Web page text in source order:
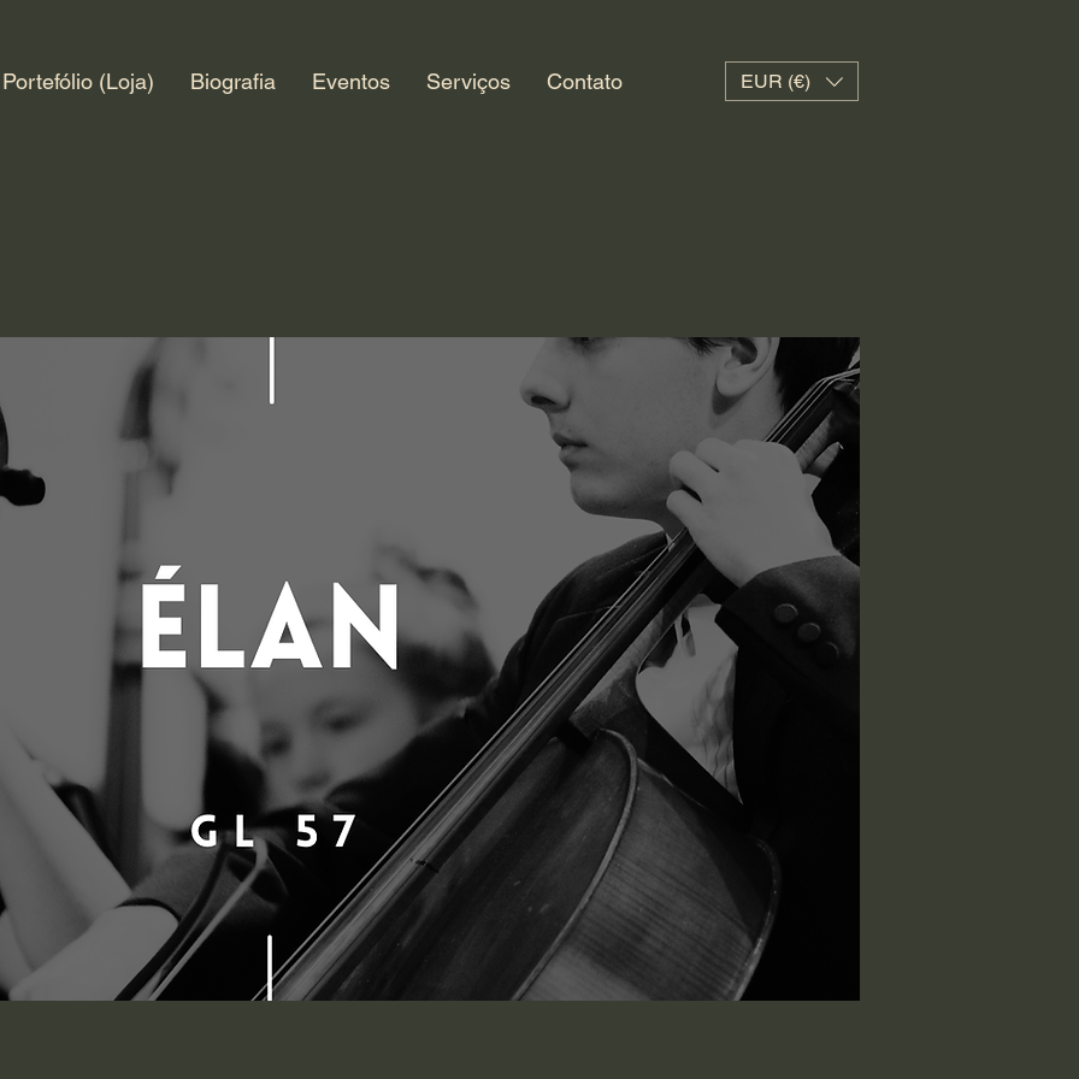
Portefólio (Loja) Biografia Eventos Serviços Contato EUR (€)